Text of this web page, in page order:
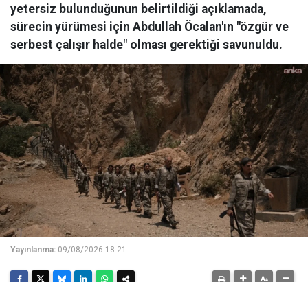
yetersiz bulunduğunun belirtildiği açıklamada,
sürecin yürümesi için Abdullah Öcalan'ın "özgür ve
serbest çalışır halde" olması gerektiği savunuldu.
Yayınlanma: 09/08/2026 18:21